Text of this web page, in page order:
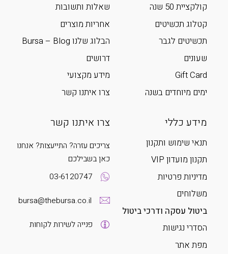
קולקציית 50 שנה
קטלוג תכשיטים
תכשיטים לגבר
שעונים
Gift Card
ימים מיוחדים בשנה
שאלות ותשובות
אחריות מוצרים
הבלוג שלנו Bursa – Blog
דרושים
מידע מקצועי
צרו איתנו קשר
מידע כללי
תנאי שימוש ותקנון
תקנון מועדון VIP
מדיניות פרטיות
משלוחים
ביטול עסקה ודרכי ביטול
הסדרי נגישות
מפת אתר
צרו איתנו קשר
צריכים עזרה? התייעצות? אנחנו
כאן בשבילכם
03-6120747
bursa@thebursa.co.il
פנייה לשירות לקוחות